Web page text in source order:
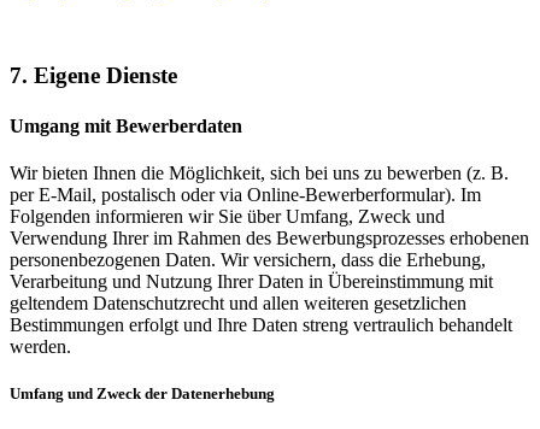
7. Eigene Dienste
Umgang mit Bewerberdaten
Wir bieten Ihnen die Möglichkeit, sich bei uns zu bewerben (z. B.
per E-Mail, postalisch oder via Online-Bewerberformular). Im
Folgenden informieren wir Sie über Umfang, Zweck und
Verwendung Ihrer im Rahmen des Bewerbungsprozesses erhobenen
personenbezogenen Daten. Wir versichern, dass die Erhebung,
Verarbeitung und Nutzung Ihrer Daten in Übereinstimmung mit
geltendem Datenschutzrecht und allen weiteren gesetzlichen
Bestimmungen erfolgt und Ihre Daten streng vertraulich behandelt
werden.
Umfang und Zweck der Datenerhebung